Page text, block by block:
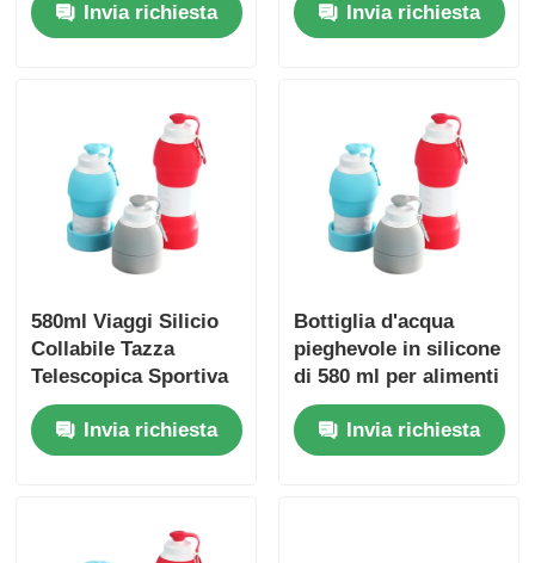
Invia richiesta
senza BPA OEM ODM
Invia richiesta
580ml Viaggi Silicio
Collabile Tazza
Telescopica Sportiva
Silicone Pieghevole
Bottiglie d'Acqua
potabile
Invia richiesta
Bottiglia d'acqua
pieghevole in silicone
di 580 ml per alimenti
Invia richiesta